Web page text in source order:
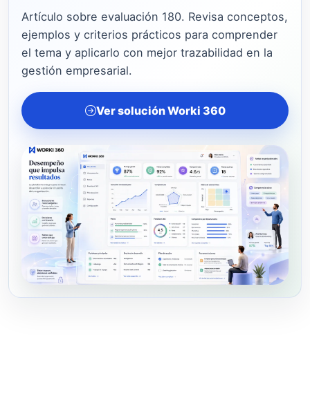
Artículo sobre evaluación 180. Revisa conceptos,
ejemplos y criterios prácticos para comprender
el tema y aplicarlo con mejor trazabilidad en la
gestión empresarial.
Ver solución Worki 360